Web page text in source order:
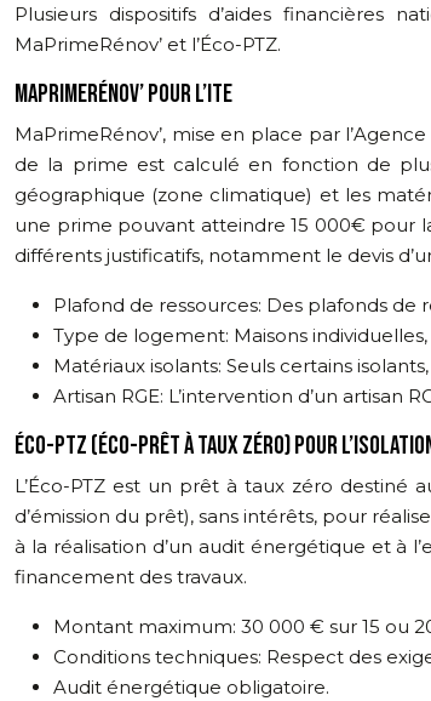
Plusieurs dispositifs d’aides financières
MaPrimeRénov’ et l’Éco-PTZ.
MAPRIMERÉNOV’ POUR L’ITE
MaPrimeRénov’, mise en place par
de la prime est calculé en fonction de
géographique (zone climatique) et les
une prime pouvant atteindre 15 000€ pour
différents justificatifs, notamment le devis
Plafond de ressources: Des plafonds de
Type de logement: Maisons
Matériaux isolants: Seuls certains
Artisan RGE: L’intervention d’un artisan
ÉCO-PTZ (ÉCO-PRÊT À TAUX ZÉRO) POUR
L’Éco-PTZ est un prêt à taux zéro destiné
d’émission du prêt), sans intérêts, pour
à la réalisation d’un audit énergétique et à
financement des travaux.
Montant maximum: 30 000 € sur 15 ou
Conditions techniques: Respect des
Audit énergétique obligatoire.